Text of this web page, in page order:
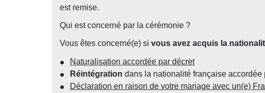
est remise.
Qui est concerné par la cérémonie ?
Vous êtes concerné(e) si vous avez acquis la
Naturalisation accordée par décret
Réintégration dans la nationalité française accordée
Déclaration en raison de votre mariage avec un(e)